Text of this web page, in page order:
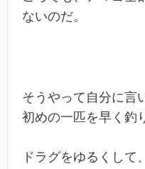
ないのだ。
そうやって自分に言
初めの一匹を早く釣
ドラグをゆるくして